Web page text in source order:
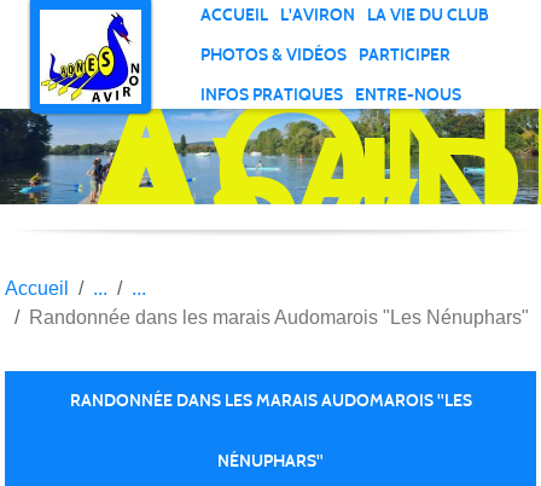
ACCUEIL L'AVIRON
LA VIE DU CLUB
PHOTOS & VIDÉOS
PARTICIPER
INFOS PRATIQUES
ENTRE-NOUS
27
Accueil
Randonnée dans les marais Audomarois "Les Nénuphars"
RANDONNÉE DANS LES MARAIS AUDOMAROIS "LES
NÉNUPHARS"
Panneau de gestion des cookies